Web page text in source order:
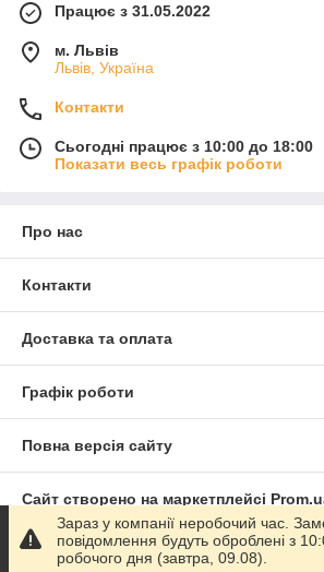
Працює з 31.05.2022
м. Львів
Львів, Україна
Контакти
Сьогодні працює з 10:00 до 18:00
Показати весь графік роботи
Про нас
Контакти
Доставка та оплата
Графік роботи
Повна версія сайту
Сайт створено на маркетплейсі
Політика конфіденційності
Зараз у компанії неробочий час.
повідомлення будуть оброблені з
робочого дня (завтра, 09.08).